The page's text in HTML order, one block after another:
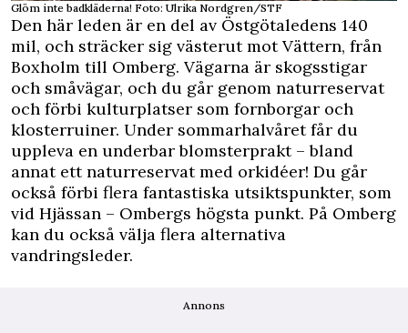
Glöm inte badkläderna! Foto: Ulrika Nordgren/STF
Den här leden är en del av Östgötaledens 140
mil, och sträcker sig västerut mot Vättern, från
Boxholm till Omberg. Vägarna är skogsstigar
och småvägar, och du går genom naturreservat
och förbi kulturplatser som fornborgar och
klosterruiner. Under sommarhalvåret får du
uppleva en underbar blomsterprakt – bland
annat ett naturreservat med orkidéer! Du går
också förbi flera fantastiska utsiktspunkter, som
vid Hjässan – Ombergs högsta punkt. På Omberg
kan du också välja flera alternativa
vandringsleder.
Annons